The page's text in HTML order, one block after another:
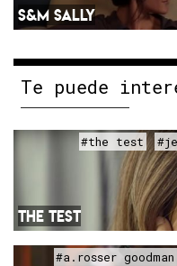
S&M SALLY
Te puede
#the test
THE TEST
#a.rosser goodman